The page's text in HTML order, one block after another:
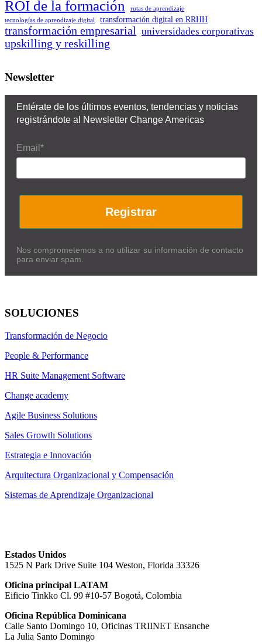
ROI de la formación
rutas de aprendizaje
tecnologías de aprendizaje digital
transformación digital en RRHH
transformación empresarial universidades corporativas
upskilling y reskilling
Newsletter
Entérate de los últimos eventos, tendencias y noticias
registrándote al Newsletter Change Americas
Email*
Registrar
Nos comprometemos a no utilizar su información de contacto
para enviar spam.
SOLUCIONES
Transformación de Negocio
People & Performance
HR Suite Management Software
Change academy
Agile Business Solutions
Sales Growth Solutions
Estrategia e Innovación
Arquitectura Organizacional y Compensación
Sistemas de Aprendizaje Organizacional
Estados Unidos
1525 N Park Drive Suite 104 Weston, Florida 33326
Oficina principal LATAM
Eificio Tinkko Cl. 99 #10-57 Bogotá, Colombia
Oficina República Dominicana
Calle Santo Domingo 10, Oficinas TRIINET Ensanche
La Julia Santo Domingo